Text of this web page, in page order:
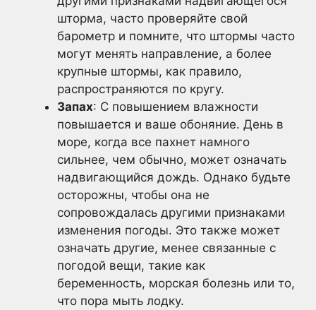
шторма, часто проверяйте свой
барометр и помните, что штормы часто
могут менять направление, а более
крупные штормы, как правило,
распространяются по кругу.
Запах: С повышением влажности
повышается и ваше обоняние. День в
море, когда все пахнет намного
сильнее, чем обычно, может означать
надвигающийся дождь. Однако будьте
осторожны, чтобы она не
сопровождалась другими признаками
изменения погоды. Это также может
означать другие, менее связанные с
погодой вещи, такие как
беременность, морская болезнь или то,
что пора мыть лодку.